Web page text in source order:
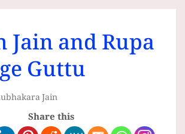
Jain and Rupa
Guttu
Jain
Share this